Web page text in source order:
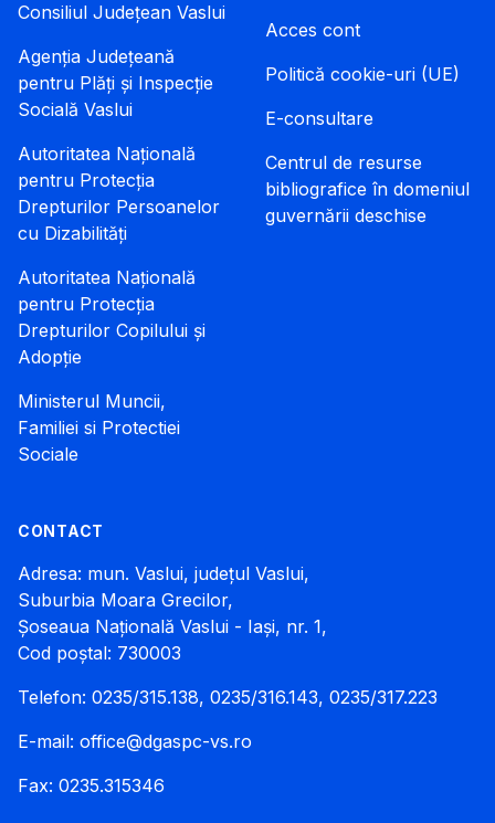
Consiliul Județean Vaslui
Agenția Județeană
pentru Plăți și Inspecție
Socială Vaslui
Autoritatea Națională
pentru Protecția
Drepturilor Persoanelor
cu Dizabilități
Autoritatea Națională
pentru Protecția
Drepturilor Copilului și
Adopție
Ministerul Muncii,
Familiei si Protectiei
Sociale
Acces cont
Politică cookie-uri (UE)
E-consultare
Centrul de resurse
bibliografice în domeniul
guvernării deschise
CONTACT
Adresa: mun. Vaslui, județul Vaslui,
Suburbia Moara Grecilor,
Șoseaua Națională Vaslui - Iași, nr. 1,
Cod poștal: 730003
Telefon: 0235/315.138, 0235/316.143, 0235/317.223
E-mail: office@dgaspc-vs.ro
Fax: 0235.315346